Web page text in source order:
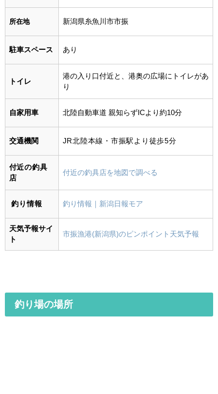
所在地 新潟県糸魚川市市振
駐車スペース あり
トイレ
港の入り口付近と、港奥の広場にトイレがあ
り
自家用車 北陸自動車道 親知らずICより約10分
交通機関 JR北陸本線・市振駅より徒歩5分
付近の釣具
店
付近の釣具店を地図で調べる
釣り情報 釣り情報｜新潟日報モア
天気予報サイ
ト
市振漁港(新潟県)のピンポイント天気予報
釣り場の場所